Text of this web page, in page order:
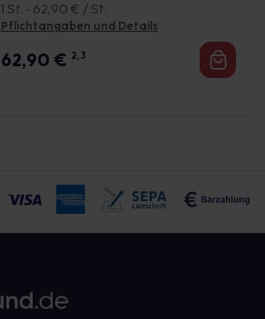
1 St. • 62,90 € / St.
Pflichtangaben und Details
62,90 € 2, 3